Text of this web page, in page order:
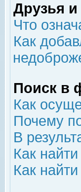
Друзья
Что
Как
Поиск в
Как
Почему
В
Как
Как